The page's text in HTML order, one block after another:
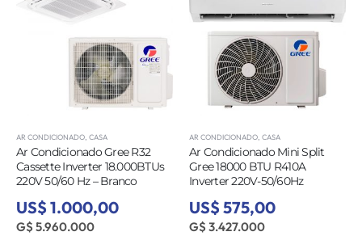
AR CONDICIONADO CASA
Ar Condicionado Gree R32
Cassette Inverter 18.000BTUs
220V 50/60 Hz – Branco
US$ 1.000,00
G$ 5.960.000
AR CONDICIONADO CASA
Ar Condicionado Mini Split
Gree 18000 BTU R410A
Inverter 220V-50/60Hz
US$ 575,00
G$ 3.427.000